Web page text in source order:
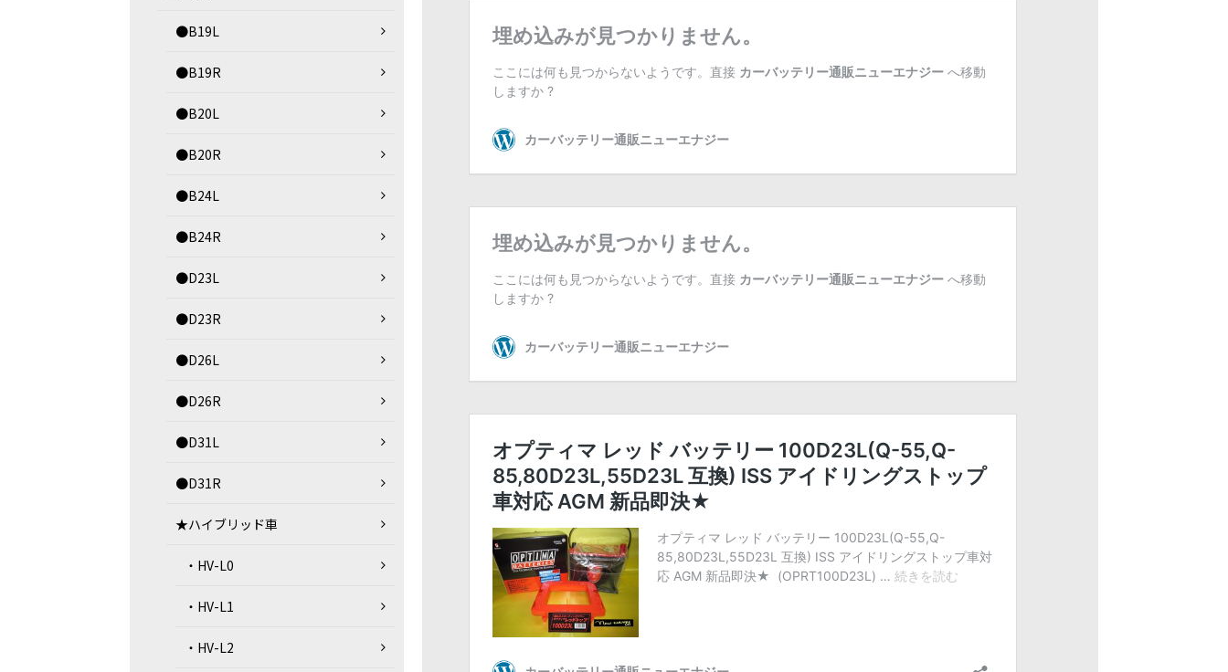
●B19L
●B19R
●B20L
●B20R
●B24L
●B24R
●D23L
●D23R
●D26L
●D26R
●D31L
●D31R
★ハイブリッド車
・HV-L0
・HV-L1
・HV-L2